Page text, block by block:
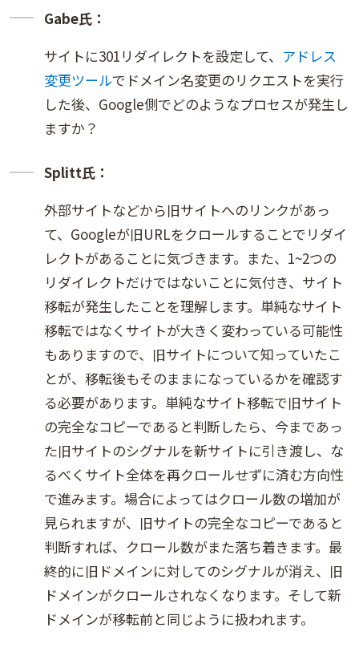
Gabe氏：
サイトに301リダイレクトを設定して、 アドレス
変更ツールでドメイン名変更のリクエストを実行
した後、Google側でどのようなプロセスが発生し
ますか？
Splitt氏：
外部サイトなどから旧サイトへのリンクがあっ
て、Googleが旧URLをクロールすることでリダイ
レクトがあることに気づきます。また、1~2つの
リダイレクトだけではないことに気付き、サイト
移転が発生したことを理解します。単純なサイト
移転ではなくサイトが大きく変わっている可能性
もありますので、旧サイトについて知っていたこ
とが、移転後もそのままになっているかを確認す
る必要があります。単純なサイト移転で旧サイト
の完全なコピーであると判断したら、今まであっ
た旧サイトのシグナルを新サイトに引き渡し、な
るべくサイト全体を再クロールせずに済む方向性
で進みます。場合によってはクロール数の増加が
見られますが、旧サイトの完全なコピーであると
判断すれば、クロール数がまた落ち着きます。最
終的に旧ドメインに対してのシグナルが消え、旧
ドメインがクロールされなくなります。そして新
ドメインが移転前と同じように扱われます。